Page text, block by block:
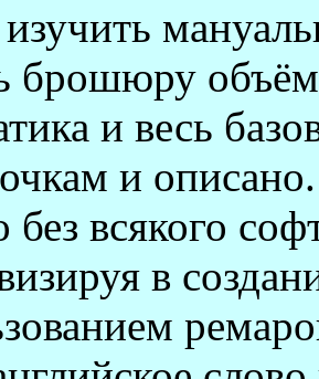
брошюру
и весь
и
всякого
в